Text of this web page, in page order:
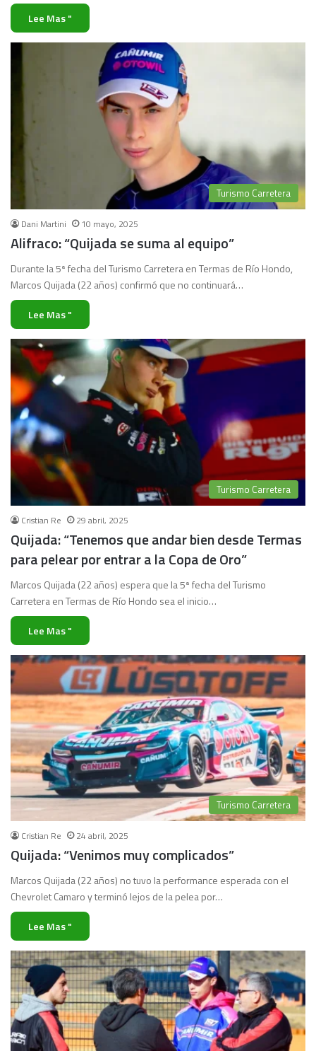
Lee Mas "
Turismo Carretera
Dani Martini 10 mayo, 2025
Alifraco: “Quijada se suma al equipo”
Durante la 5ª fecha del Turismo Carretera en Termas de Río Hondo,
Marcos Quijada (22 años) confirmó que no continuará…
Lee Mas "
Turismo Carretera
Cristian Re 29 abril, 2025
Quijada: “Tenemos que andar bien desde Termas
para pelear por entrar a la Copa de Oro”
Marcos Quijada (22 años) espera que la 5ª fecha del Turismo
Carretera en Termas de Río Hondo sea el inicio…
Lee Mas "
Turismo Carretera
Cristian Re 24 abril, 2025
Quijada: “Venimos muy complicados”
Marcos Quijada (22 años) no tuvo la performance esperada con el
Chevrolet Camaro y terminó lejos de la pelea por…
Lee Mas "